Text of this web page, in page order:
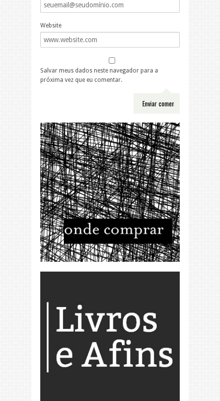
Website
Salvar meus dados neste navegador para a
próxima vez que eu comentar.